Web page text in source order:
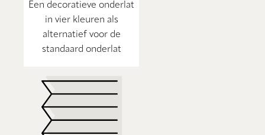
Een decoratieve onderlat
in vier kleuren als
alternatief voor de
standaard onderlat